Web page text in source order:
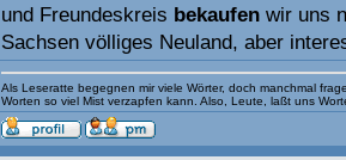
und Freundeskreis bekaufen wir uns
Sachsen völliges Neuland, aber
Als Leseratte begegnen mir viele Wörter, doch manchmal
Worten so viel Mist verzapfen kann. Also, Leute, laßt uns